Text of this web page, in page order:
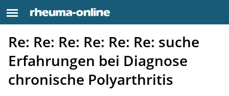
Re: Re: Re: Re: Re: Re: suche
Erfahrungen bei Diagnose
chronische Polyarthritis